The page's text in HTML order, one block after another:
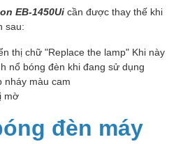
EB-1450Ui cần được thay thế khi
sau:
thị chữ "Replace the lamp" Khi này
nổ bóng đèn khi đang sử dụng
nháy màu cam
mờ
đèn máy